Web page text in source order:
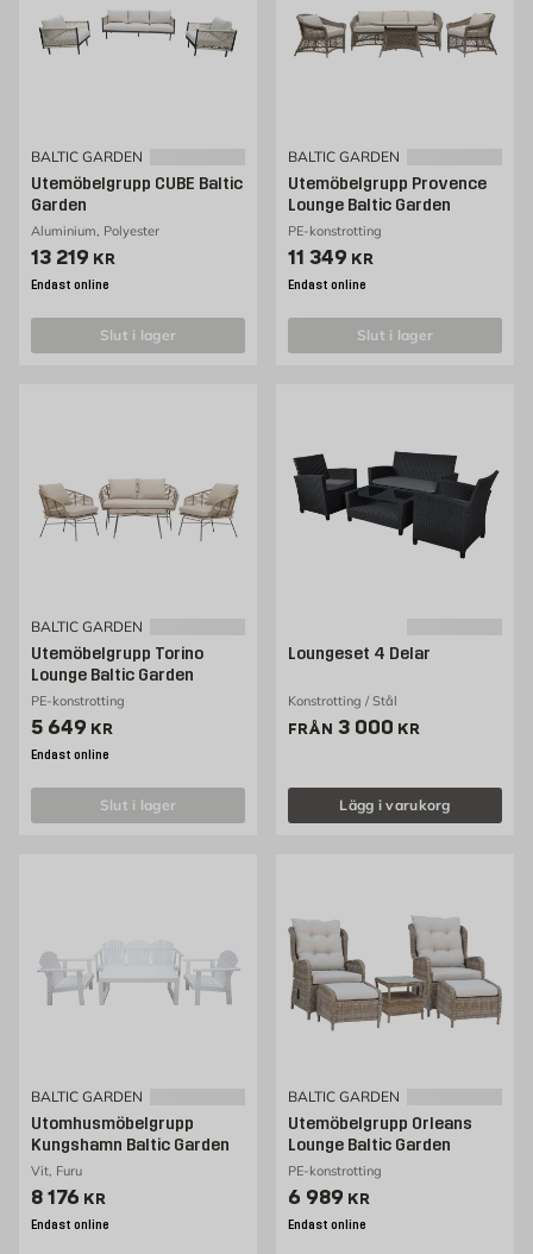
BALTIC GARDEN
Utemöbelgrupp CUBE Baltic
Garden
Aluminium, Polyester
Pris 13219 kr
13 219 KR
Endast online
slut i lager
BALTIC GARDEN
Utemöbelgrupp Provence
Lounge Baltic Garden
PE-konstrotting
Pris 11349 kr
11 349 KR
Endast online
slut i lager
BALTIC GARDEN
Utemöbelgrupp Torino
Lounge Baltic Garden
PE-konstrotting
Pris 5649 kr
5 649 KR
Endast online
slut i lager
Loungeset 4 Delar
Konstrotting / Stål
FRÅN Pris 3000 kr
3 000 KR
Lägg i varukorg
BALTIC GARDEN
Utomhusmöbelgrupp
Kungshamn Baltic Garden
Vit, Furu
Pris 8176 kr
8 176 KR
Endast online
BALTIC GARDEN
Utemöbelgrupp Orleans
Lounge Baltic Garden
PE-konstrotting
Pris 6989 kr
6 989 KR
Endast online